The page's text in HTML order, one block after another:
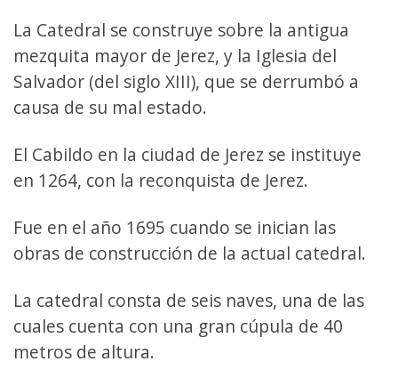
La Catedral se construye sobre la antigua
mezquita mayor de Jerez, y la Iglesia del
Salvador (del siglo XIII), que se derrumbó a
causa de su mal estado.
El Cabildo en la ciudad de Jerez se instituye
en 1264, con la reconquista de Jerez.
Fue en el año 1695 cuando se inician las
obras de construcción de la actual catedral.
La catedral consta de seis naves, una de las
cuales cuenta con una gran cúpula de 40
metros de altura.